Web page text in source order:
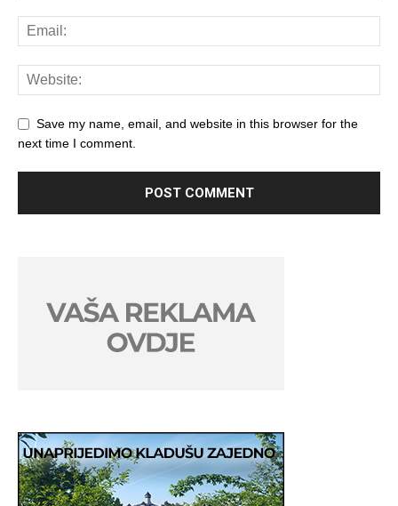
Save my name, email, and website in this browser for the
next time I comment.